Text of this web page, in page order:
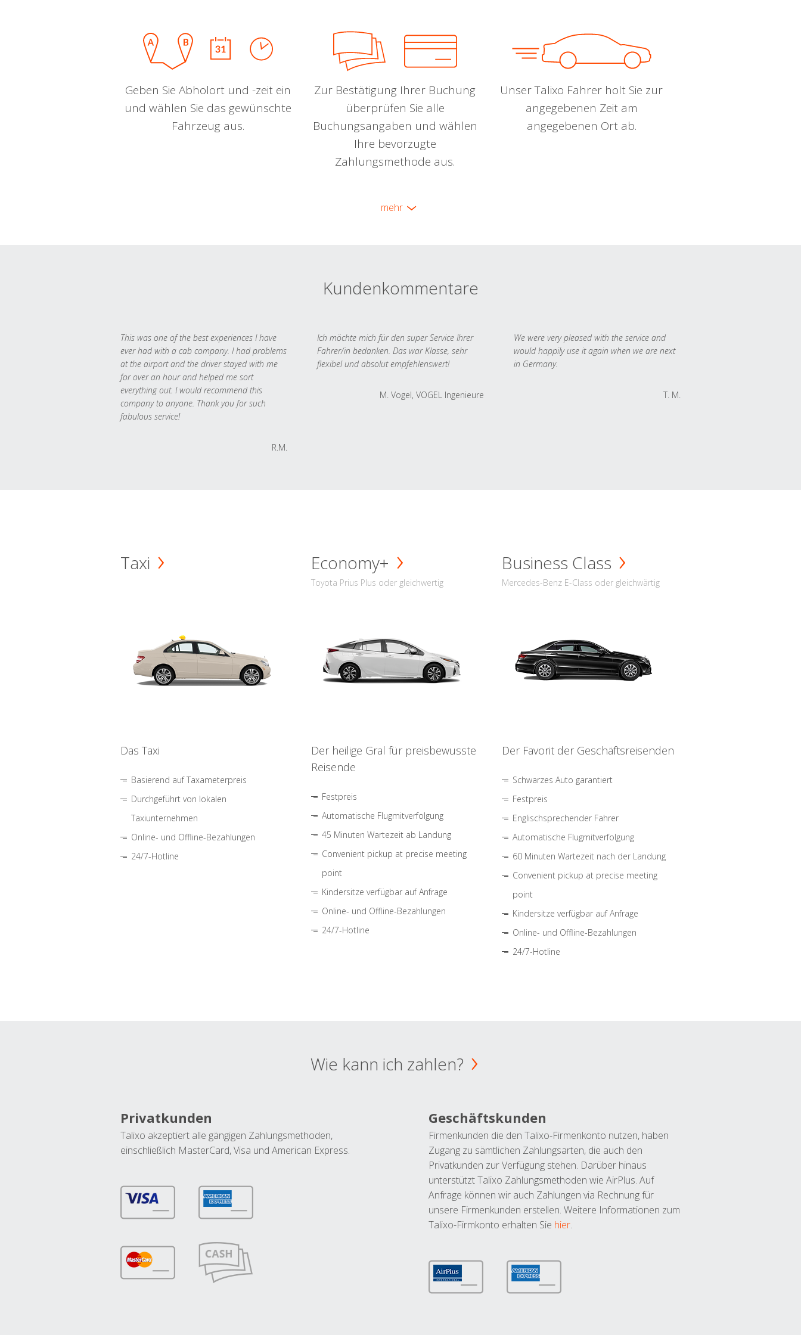
Geben Sie Abholort und -zeit ein
und wählen Sie das gewünschte
Fahrzeug aus.
Zur Bestätigung Ihrer Buchung
überprüfen Sie alle
Buchungsangaben und wählen
Ihre bevorzugte
Zahlungsmethode aus.
Unser Talixo Fahrer holt Sie zur
angegebenen Zeit am
angegebenen Ort ab.
mehr
Kundenkommentare
This was one of the best experiences I have
ever had with a cab company. I had problems
at the airport and the driver stayed with me
for over an hour and helped me sort
everything out. I would recommend this
company to anyone. Thank you for such
fabulous service!
R.M.
Ich möchte mich für den super Service Ihrer
Fahrer/in bedanken. Das war Klasse, sehr
flexibel und absolut empfehlenswert!
M. Vogel, VOGEL Ingenieure
We were very pleased with the service and
would happily use it again when we are next
in Germany.
T. M.
Taxi
Das Taxi
Basierend auf Taxameterpreis
Durchgeführt von lokalen
Taxiunternehmen
Online- und Offline-Bezahlungen
24/7-Hotline
Economy+
Toyota Prius Plus oder gleichwertig
Der heilige Gral für preisbewusste
Reisende
Festpreis
Automatische Flugmitverfolgung
45 Minuten Wartezeit ab Landung
Convenient pickup at precise meeting
point
Kindersitze verfügbar auf Anfrage
Online- und Offline-Bezahlungen
24/7-Hotline
Business Class
Mercedes-Benz E-Class oder gleichwärtig
Der Favorit der Geschäftsreisenden
Schwarzes Auto garantiert
Festpreis
Englischsprechender Fahrer
Automatische Flugmitverfolgung
60 Minuten Wartezeit nach der Landung
Convenient pickup at precise meeting
point
Kindersitze verfügbar auf Anfrage
Online- und Offline-Bezahlungen
24/7-Hotline
Wie kann ich zahlen?
Privatkunden
Talixo akzeptiert alle gängigen Zahlungsmethoden,
einschließlich MasterCard, Visa und American Express.
Geschäftskunden
Firmenkunden die den Talixo-Firmenkonto nutzen, haben
Zugang zu sämtlichen Zahlungsarten, die auch den
Privatkunden zur Verfügung stehen. Darüber hinaus
unterstützt Talixo Zahlungsmethoden wie AirPlus. Auf
Anfrage können wir auch Zahlungen via Rechnung für
unsere Firmenkunden erstellen. Weitere Informationen zum
Talixo-Firmkonto erhalten Sie hier.